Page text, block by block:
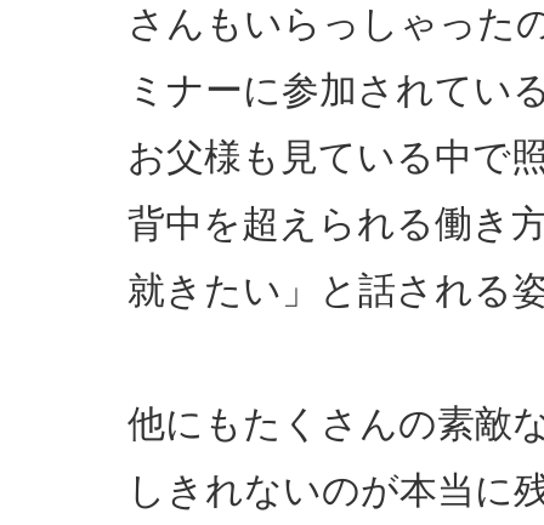
さんもいらっしゃった
ミナーに参加されてい
お父様も見ている中で
背中を超えられる働き
就きたい」と話される
他にもたくさんの素敵
しきれないのが本当に